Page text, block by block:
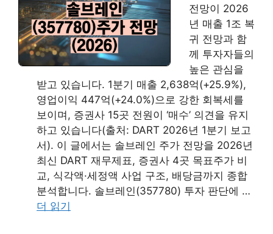
전망이 2026
년 매출 1조 복
귀 전망과 함
께 투자자들의
높은 관심을
받고 있습니다. 1분기 매출 2,638억(+25.9%),
영업이익 447억(+24.0%)으로 강한 회복세를
보이며, 증권사 15곳 전원이 ‘매수’ 의견을 유지
하고 있습니다(출처: DART 2026년 1분기 보고
서). 이 글에서는 솔브레인 주가 전망을 2026년
최신 DART 재무제표, 증권사 4곳 목표주가 비
교, 식각액·세정액 사업 구조, 배당금까지 종합
분석합니다. 솔브레인(357780) 투자 판단에 …
더 읽기